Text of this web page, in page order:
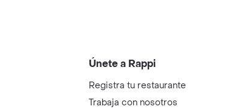
Únete a Rappi
Registra tu restaurante
Trabaja con nosotros